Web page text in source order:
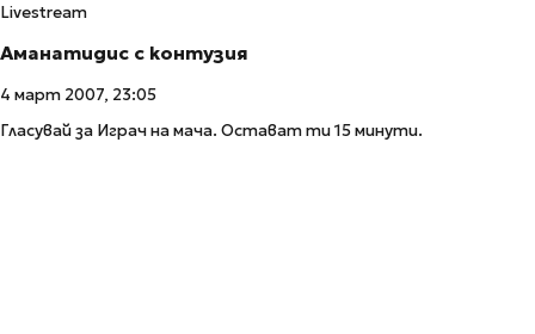
Livestream
Аманатидис с контузия
4 март 2007, 23:05
Гласувай за Играч на мача. Остават ти 15 минути.